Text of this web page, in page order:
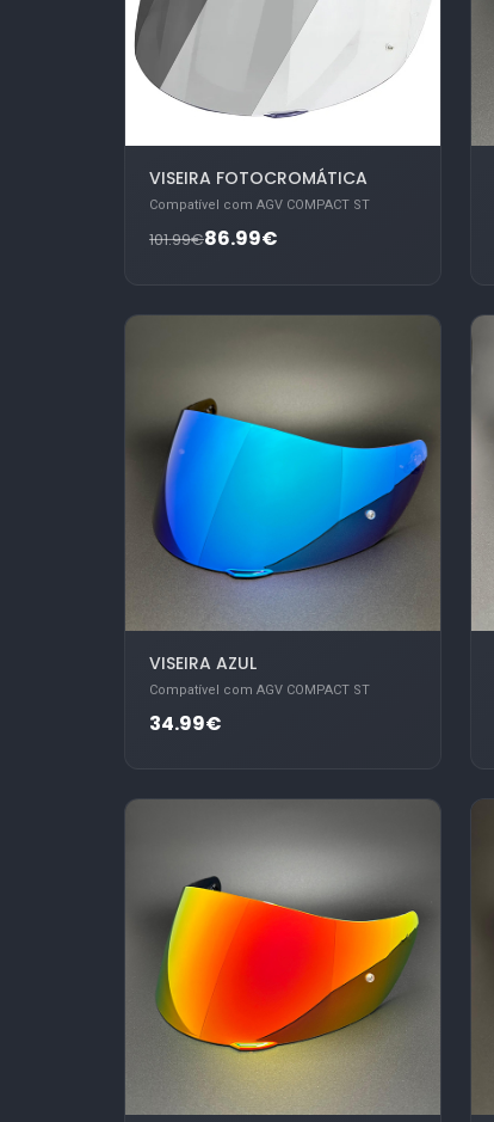
VISEIRA FOTOCROMÁTICA
Compatível com AGV COMPACT ST
101.99€86.99€
VISEIRA AZUL
Compatível com AGV COMPACT ST
34.99€